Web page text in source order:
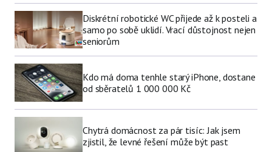
Diskrétní robotické WC přijede až k posteli a
samo po sobě uklidí. Vrací důstojnost nejen
seniorům
Kdo má doma tenhle starý iPhone, dostane
od sběratelů 1 000 000 Kč
Chytrá domácnost za pár tisíc: Jak jsem
zjistil, že levné řešení může být past